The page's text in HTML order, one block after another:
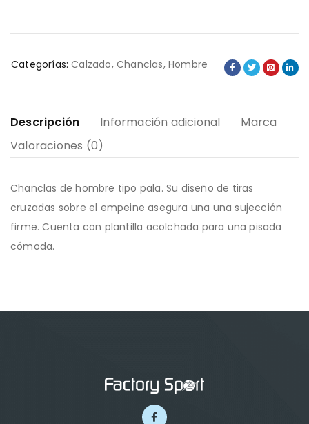
Categorías: Calzado,Chanclas,Hombre
Descripción Información adicional
Marca
Valoraciones (0)
Chanclas de hombre tipo pala. Su diseño de tiras
cruzadas sobre el empeine asegura una una sujección
firme. Cuenta con plantilla acolchada para una pisada
cómoda.